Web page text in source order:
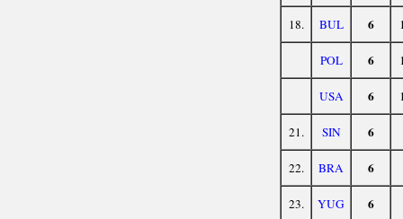
18. BUL 6
POL 6
USA 6
21. SIN 6
22. BRA 6
23. YUG 6